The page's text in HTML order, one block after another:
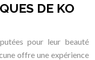
DE KO
pour leur beauté
offre une expérience